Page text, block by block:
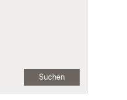
Suchen